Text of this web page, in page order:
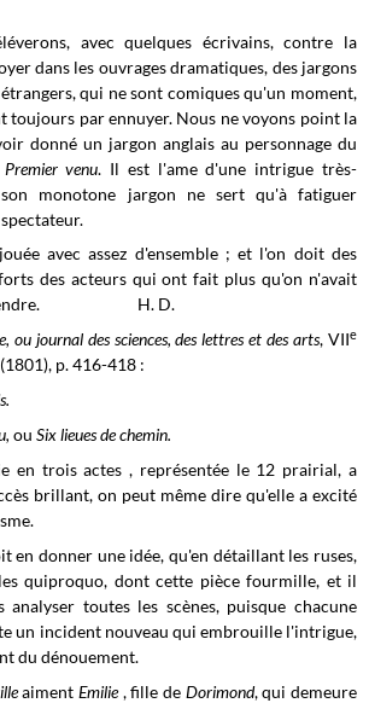
avec quelques écrivains, contre la
dans les ouvrages dramatiques, des jargons
qui ne sont comiques qu'un moment,
toujours par ennuyer. Nous ne voyons point la
donné un jargon anglais au personnage du
venu. Il est l'ame d'une intrigue très-
monotone jargon ne sert qu'à fatiguer
avec assez d'ensemble ; et l'on doit des
des acteurs qui ont fait plus qu'on n'avait
attendre. H. D.
ou journal des sciences, des lettres et des arts, VIIe
p. 416-418 :
ouSix lieues de chemin.
en trois actes , représentée le 12 prairial, a
brillant, on peut même dire qu'elle a excité
en donner une idée, qu'en détaillant les ruses,
quiproquo, dont cette pièce fourmille, et il
toutes les scènes, puisque chacune
un incident nouveau qui embrouille l'intrigue,
du dénouement.
aiment Emilie, fille de Dorimond, qui demeure